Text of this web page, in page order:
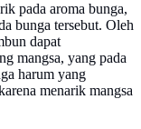
pada aroma bunga,
bunga tersebut. Oleh
dapat
mangsa, yang pada
harum yang
menarik mangsa